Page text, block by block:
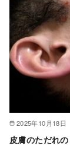
2025年10月18日
皮膚のただれ